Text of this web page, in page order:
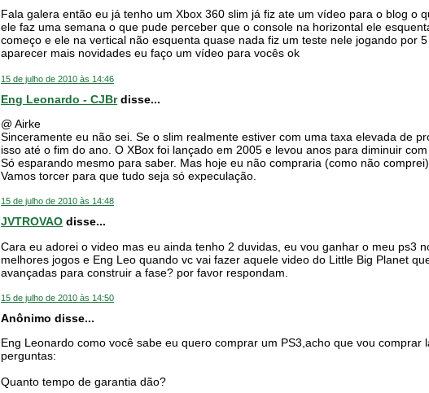
Fala galera então eu já tenho um Xbox 360 slim já fiz ate um vídeo para o blog o
ele faz uma semana o que pude perceber que o console na horizontal ele
começo e ele na vertical não esquenta quase nada fiz um teste nele jogando por
aparecer mais novidades eu faço um vídeo para vocês ok
15 de julho de 2010 às 14:46
Eng Leonardo - CJBrdisse...
@ Airke
Sinceramente eu não sei. Se o slim realmente estiver com uma taxa elevada de
isso até o fim do ano. O XBox foi lançado em 2005 e levou anos para diminuir
Só esparando mesmo para saber. Mas hoje eu não compraria (como não comprei)
Vamos torcer para que tudo seja só expeculação.
15 de julho de 2010 às 14:48
JVTROVAO disse...
Cara eu adorei o video mas eu ainda tenho 2 duvidas, eu vou ganhar o meu ps3
melhores jogos e Eng Leo quando vc vai fazer aquele video do Little Big Planet
avançadas para construir a fase? por favor respondam.
15 de julho de 2010 às 14:50
Anônimo disse...
Eng Leonardo como você sabe eu quero comprar um PS3,acho que vou comprar
perguntas:
Quanto tempo de garantia dão?